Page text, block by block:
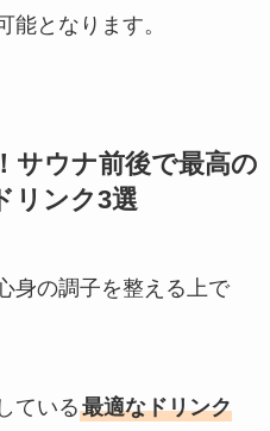
能となります。
サウナ前後で最高の
リンク3選
身の調子を整える上で
ている最適なドリンク